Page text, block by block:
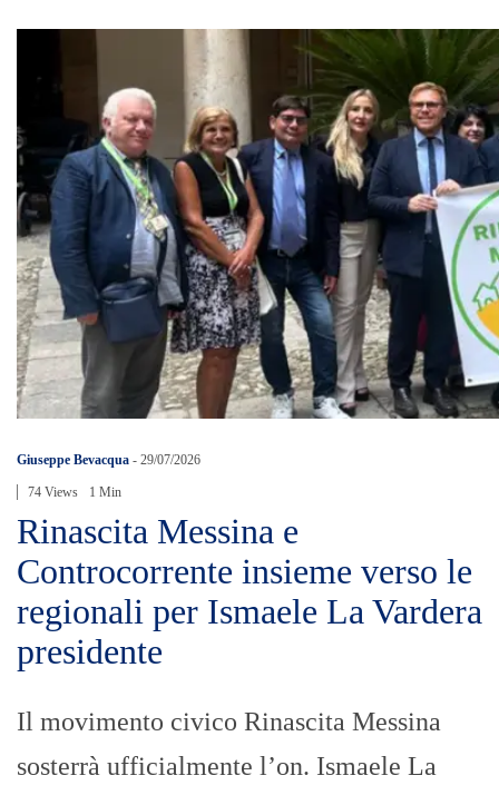
Giuseppe Bevacqua - 29/07/2026
74 Views 1 Min
Rinascita Messina e
Controcorrente insieme verso le
regionali per Ismaele La Vardera
presidente
Il movimento civico Rinascita Messina
sosterrà ufficialmente l’on. Ismaele La